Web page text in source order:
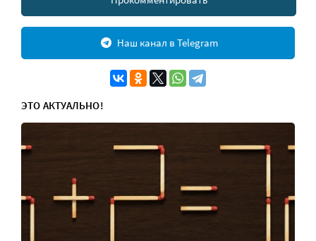
Наш канал в Telegram
ЭТО АКТУАЛЬНО!